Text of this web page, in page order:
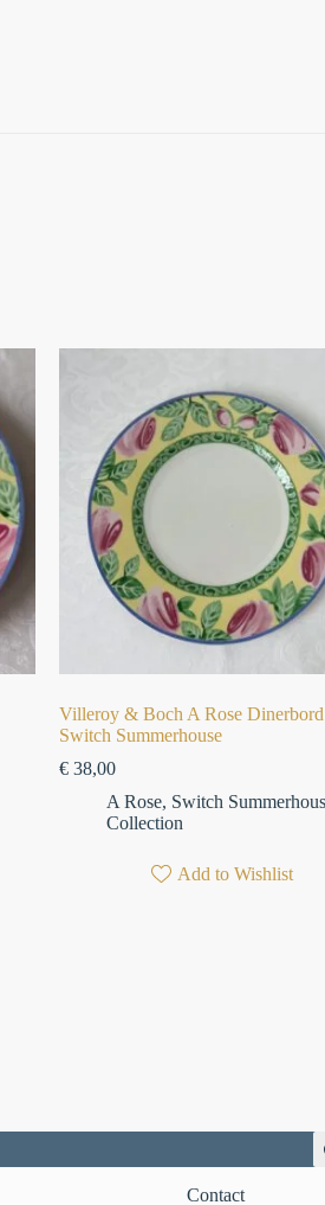
Villeroy & Boch A Rose
Switch Summerhouse
€ 38,00
A Rose, Switch
Collection
Add to Wishlist
Contact